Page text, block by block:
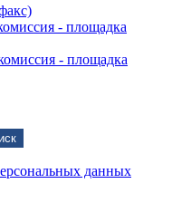
- площадка
- площадка
данных